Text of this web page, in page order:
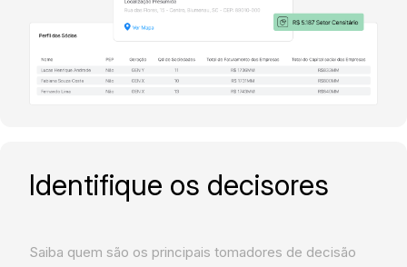
Identifique os decisores
Saiba quem são os principais tomadores de decisão